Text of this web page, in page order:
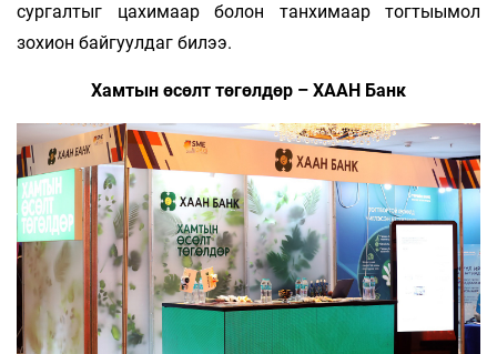
сургалтыг цахимаар болон танхимаар тогтыымол
зохион байгуулдаг билээ.
Хамтын өсөлт төгөлдөр – ХААН Банк